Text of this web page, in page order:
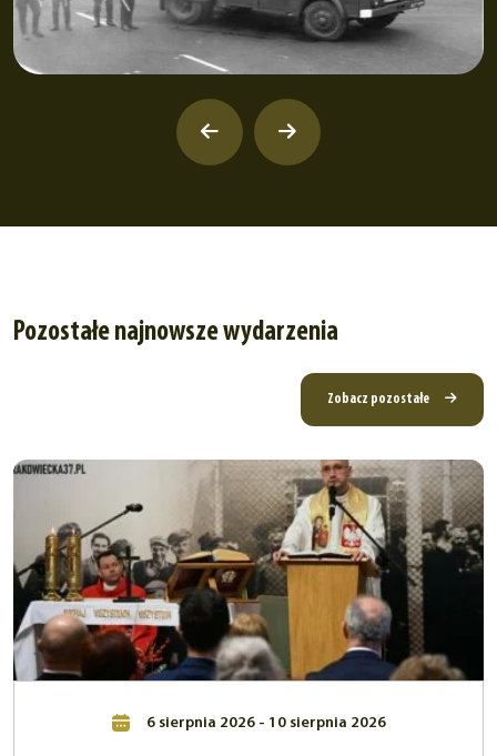
Pozostałe najnowsze wydarzenia
Zobacz pozostałe
6 sierpnia 2026 - 10 sierpnia 2026